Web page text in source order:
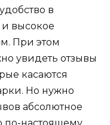
в
высокое
При этом
увидеть отзывы
касаются
Но нужно
абсолютное